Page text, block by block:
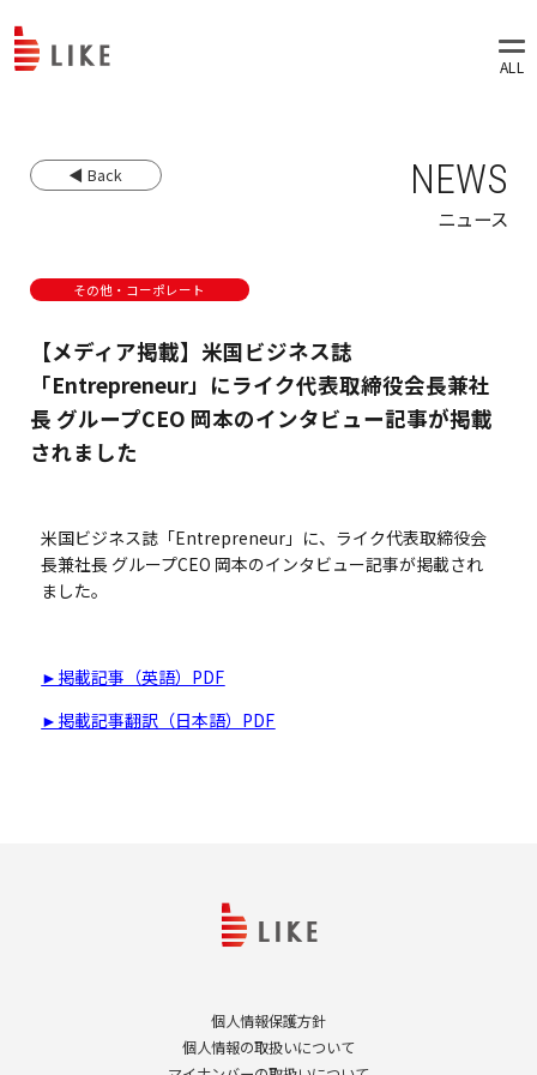
◀ Back NEWS
ニュース
その他・コーポレート
【メディア掲載】米国ビジネス誌
「Entrepreneur」にライク代表取締役会長兼社
長 グループCEO 岡本のインタビュー記事が掲載
されました
米国ビジネス誌「Entrepreneur」に、ライク代表取締役会
長兼社長 グループCEO 岡本のインタビュー記事が掲載され
ました。
►掲載記事（英語）PDF
►掲載記事翻訳（日本語）PDF
個人情報保護方針
個人情報の取扱いについて